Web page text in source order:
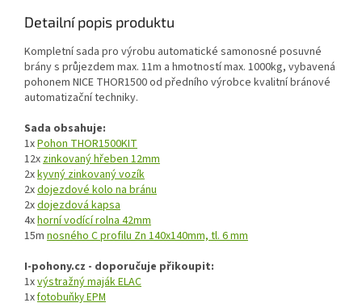
Detailní popis produktu
Kompletní sada pro výrobu automatické samonosné posuvné
brány s průjezdem max. 11m a hmotností max. 1000kg, vybavená
pohonem NICE THOR1500 od předního výrobce kvalitní bránové
automatizační techniky.
Sada obsahuje:
1xPohon THOR1500KIT
12xzinkovaný hřeben 12mm
2xkyvný zinkovaný vozík
2xdojezdové kolo na bránu
2xdojezdová kapsa
4xhorní vodící rolna 42mm
15m nosného C profilu Zn 140x140mm, tl. 6 mm
I-pohony.cz - doporučuje přikoupit:
1xvýstražný maják ELAC
1xfotobuňky EPM